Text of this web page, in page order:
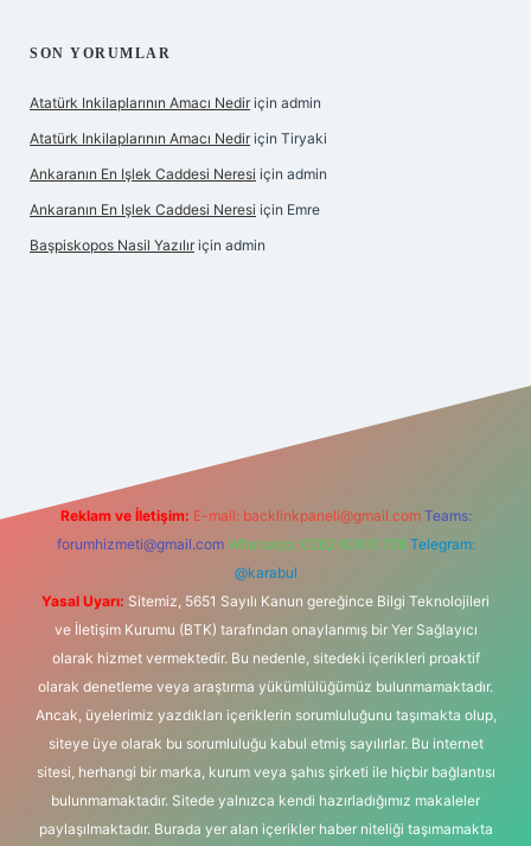
SON YORUMLAR
Atatürk Inkilaplarının Amacı Nedir için admin
Atatürk Inkilaplarının Amacı Nedir için Tiryaki
Ankaranın En Işlek Caddesi Neresi için admin
Ankaranın En Işlek Caddesi Neresi için Emre
Başpiskopos Nasil Yazılır için admin
Reklam ve İletişim: E-mail: backlinkpaneli@gmail.com Teams:
forumhizmeti@gmail.com Whatsapp: 0262 606 0 726 Telegram:
@karabul
Yasal Uyarı: Sitemiz, 5651 Sayılı Kanun gereğince Bilgi Teknolojileri
ve İletişim Kurumu (BTK) tarafından onaylanmış bir Yer Sağlayıcı
olarak hizmet vermektedir. Bu nedenle, sitedeki içerikleri proaktif
olarak denetleme veya araştırma yükümlülüğümüz bulunmamaktadır.
Ancak, üyelerimiz yazdıkları içeriklerin sorumluluğunu taşımakta olup,
siteye üye olarak bu sorumluluğu kabul etmiş sayılırlar. Bu internet
sitesi, herhangi bir marka, kurum veya şahıs şirketi ile hiçbir bağlantısı
bulunmamaktadır. Sitede yalnızca kendi hazırladığımız makaleler
paylaşılmaktadır. Burada yer alan içerikler haber niteliği taşımamakta